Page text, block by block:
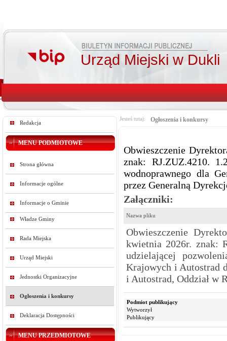
Urząd Miejski w Dukli
Redakcja
MENU PODMIOTOWE
Strona główna
Informacje ogólne
Informacje o Gminie
Władze Gminy
Rada Miejska
Urząd Miejski
Jednostki Organizacyjne
Ogłoszenia i konkursy
Deklaracja Dostępności
MENU PRZEDMIOTOWE
Jesteś tutaj: Ogłoszenia i konkursy
Obwieszczenie
znak: RJ.ZUZ.4210.
wodnoprawnego dla
przez Generalną
Załączniki:
Nazwa pliku
Obwieszczenie
kwietnia 2026r. znak:
udzielającej
Krajowych i Autostrad
i Autostrad, Oddział w
Podmiot publikujący
Wytworzył
Publikujący